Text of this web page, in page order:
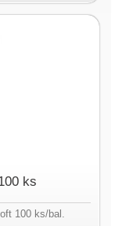
ks
100 ks/bal.